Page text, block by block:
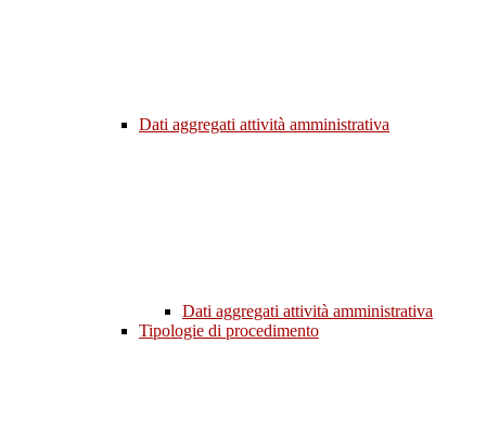
Dati aggregati attività amministrativa
Dati aggregati attività amministrativa
Tipologie di procedimento